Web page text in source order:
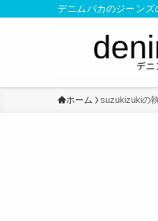
デニムバカのジーンズ
ホーム suzukizukiの